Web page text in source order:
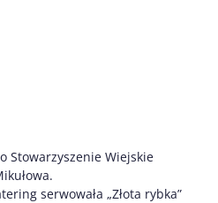
Stowarzyszenie Wiejskie
serwowała „Złota rybka”